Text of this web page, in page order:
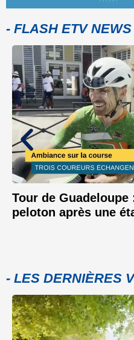
- FLASH ETV NEWS
Tour de
peloton après une
- LES DERNIÈRES